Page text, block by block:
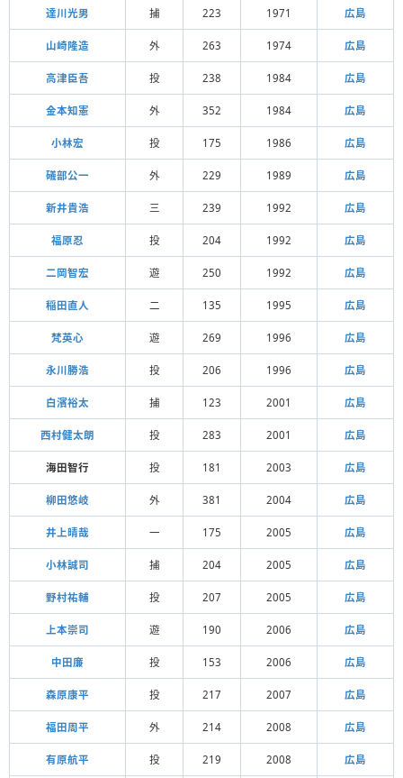
達川光男 捕 223 1971 広島
山崎隆造 外 263 1974 広島
高津臣吾 投 238 1984 広島
金本知憲 外 352 1984 広島
小林宏 投 175 1986 広島
礒部公一 外 229 1989 広島
新井貴浩 三 239 1992 広島
福原忍 投 204 1992 広島
二岡智宏 遊 250 1992 広島
稲田直人 二 135 1995 広島
梵英心 遊 269 1996 広島
永川勝浩 投 206 1996 広島
白濱裕太 捕 123 2001 広島
西村健太朗 投 283 2001 広島
海田智行 投 181 2003 広島
柳田悠岐 外 381 2004 広島
井上晴哉 一 175 2005 広島
小林誠司 捕 204 2005 広島
野村祐輔 投 207 2005 広島
上本崇司 遊 190 2006 広島
中田廉 投 153 2006 広島
森原康平 投 217 2007 広島
福田周平 外 214 2008 広島
有原航平 投 219 2008 広島